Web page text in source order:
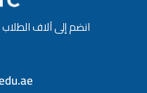
انضم إلى آلاف